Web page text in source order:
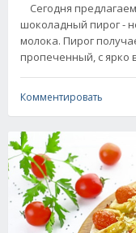
Сегодня
шоколадный пирог -
молока. Пирог
пропеченный, с
Комментировать